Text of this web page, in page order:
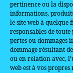
pertinence ou la
informations,
le site web à quelque
responsables de
pertes ou dommages
dommage résultant
ou en relation avec,
web est à vos propres